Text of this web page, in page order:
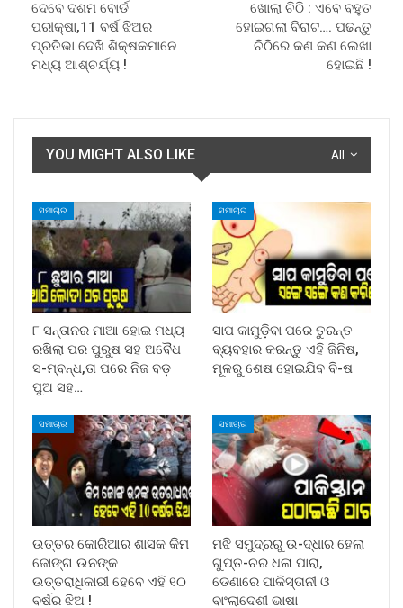
ଦେବେ ଦଶମ ବୋର୍ଡ
ପରୀକ୍ଷା,11 ବର୍ଷ ଝିଅର
ପ୍ରତିଭା ଦେଖି ଶିକ୍ଷକମାନେ
ମଧ୍ୟ ଆଶ୍ଚର୍ଯ୍ୟ !
ଖୋଲା ଚିଠି : ଏବେ ବହୁତ
ହୋଇଗଲା ବିରାଟ…. ପଢନ୍ତୁ
ଚିଠିରେ କଣ କଣ ଲେଖା
ହୋଇଛି !
All
YOU MIGHT ALSO LIKE
ସମାଚାର
୮ ସନ୍ତାନର ମାଆ ହୋଇ ମଧ୍ୟ
ରଖିଲା ପର ପୁରୁଷ ସହ ଅବୈଧ
ସ-ମ୍ବନ୍ଧ,ତା ପରେ ନିଜ ବଡ଼
ପୁଅ ସହ…
ସମାଚାର
ସାପ କାମୁଡ଼ିବା ପରେ ତୁରନ୍ତ
ବ୍ୟବହାର କରନ୍ତୁ ଏହି ଜିନିଷ,
ମୂଳରୁ ଶେଷ ହୋଇଯିବ ବି-ଷ
ସମାଚାର
ଉତ୍ତର କୋରିଆର ଶାସକ କିମ
ଜୋଙ୍ଗ ଉନଙ୍କ
ଉତ୍ତରାଧିକାରୀ ହେବେ ଏହି ୧୦
ବର୍ଷର ଝିଅ !
ସମାଚାର
ମଝି ସମୁଦ୍ରରୁ ଉ-ଦ୍ଧାର ହେଲା
ଗୁପ୍ତ-ଚର ଧଳା ପାରା,
ଡେଣାରେ ପାକିସ୍ତାନୀ ଓ
ବାଂଲାଦେଶୀ ଭାଷା